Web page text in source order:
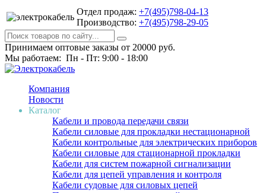
Отдел продаж: +7(495)798-04-13
Производство: +7(495)798-29-05
Принимаем оптовые заказы от 20000 руб.
Мы работаем: Пн - Пт: 9:00 - 18:00
Компания
Новости
Каталог
Кабели и провода передачи связи
Кабели силовые для прокладки нестационарной
Кабели контрольные для электрических приборов
Кабели силовые для стационарной прокладки
Кабели для систем пожарной сигнализации
Кабели для цепей управления и контроля
Кабели судовые для силовых цепей